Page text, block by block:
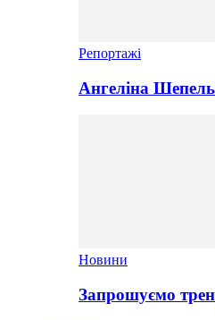
Репортажі
Ангеліна
Новини
Запрошуємо